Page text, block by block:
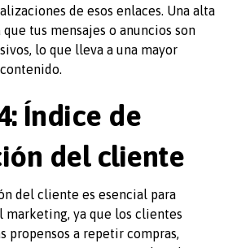
de esos enlaces. Una alta
tus mensajes o anuncios son
lo que lleva a una mayor
Índice de
del cliente
del cliente es esencial para
marketing, ya que los clientes
propensos a repetir compras,